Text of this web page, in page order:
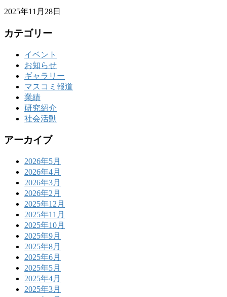
2025年11月28日
カテゴリー
イベント
お知らせ
ギャラリー
マスコミ報道
業績
研究紹介
社会活動
アーカイブ
2026年5月
2026年4月
2026年3月
2026年2月
2025年12月
2025年11月
2025年10月
2025年9月
2025年8月
2025年6月
2025年5月
2025年4月
2025年3月